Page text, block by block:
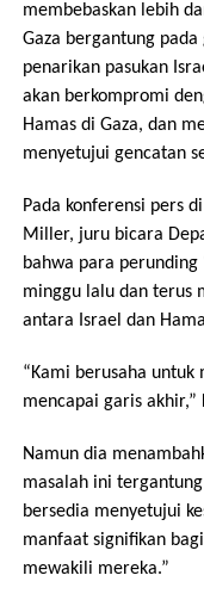
membebaskan lebih
Gaza bergantung
penarikan pasukan
akan berkompromi
Hamas di Gaza, dan
menyetujui gencatan
Pada konferensi pers
Miller, juru bicara
bahwa para
minggu lalu dan terus
antara Israel dan
“Kami berusaha untuk
mencapai garis
Namun dia
masalah ini
bersedia menyetujui
manfaat signifikan
mewakili mereka.”